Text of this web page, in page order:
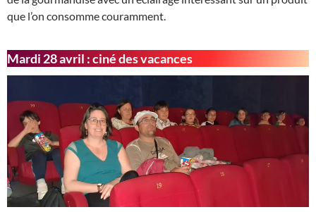
que l’on consomme couramment.
Mardi 28 avril : ciné des vacances